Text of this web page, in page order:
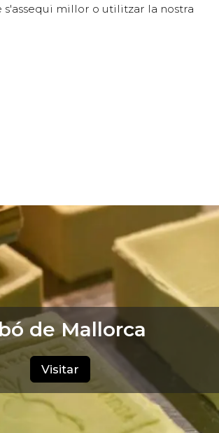
millor o utilitzar la nostra
de Mallorca
Visitar